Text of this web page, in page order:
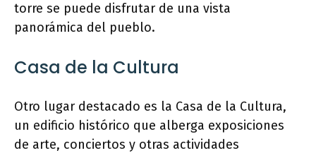
torre se puede disfrutar de una vista
panorámica del pueblo.
Casa de la Cultura
Otro lugar destacado es la Casa de la Cultura,
un edificio histórico que alberga exposiciones
de arte, conciertos y otras actividades